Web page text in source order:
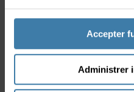
Accepter
Administrer
Forventet leveringstid:
10 dage